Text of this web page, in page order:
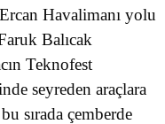
Havalimanı yolu
Balıcak
Teknofest
seyreden araçlara
sırada çemberde